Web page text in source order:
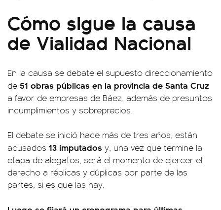
Cómo sigue la causa
de Vialidad Nacional
En la causa se debate el supuesto direccionamiento
de 51 obras públicas en la provincia de Santa Cruz
a favor de empresas de Báez, además de presuntos
incumplimientos y sobreprecios.
El debate se inició hace más de tres años, están
acusados 13 imputados y, una vez que termine la
etapa de alegatos, será el momento de ejercer el
derecho a réplicas y dúplicas por parte de las
partes, si es que las hay.